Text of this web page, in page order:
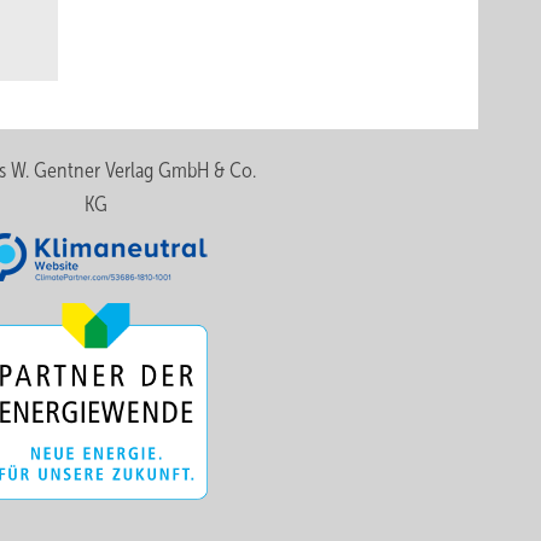
Gentner Verlag GmbH & Co.
KG